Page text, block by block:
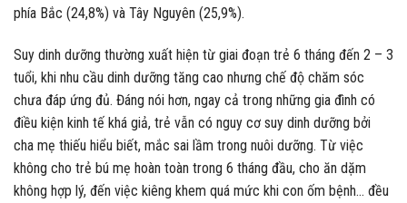
phía Bắc (24,8%) và Tây Nguyên (25,9%).
Suy dinh dưỡng thường xuất hiện từ giai đoạn trẻ 6 tháng đến 2 – 3
tuổi, khi nhu cầu dinh dưỡng tăng cao nhưng chế độ chăm sóc
chưa đáp ứng đủ. Đáng nói hơn, ngay cả trong những gia đình có
điều kiện kinh tế khá giả, trẻ vẫn có nguy cơ suy dinh dưỡng bởi
cha mẹ thiếu hiểu biết, mắc sai lầm trong nuôi dưỡng. Từ việc
không cho trẻ bú mẹ hoàn toàn trong 6 tháng đầu, cho ăn dặm
không hợp lý, đến việc kiêng khem quá mức khi con ốm bệnh… đều